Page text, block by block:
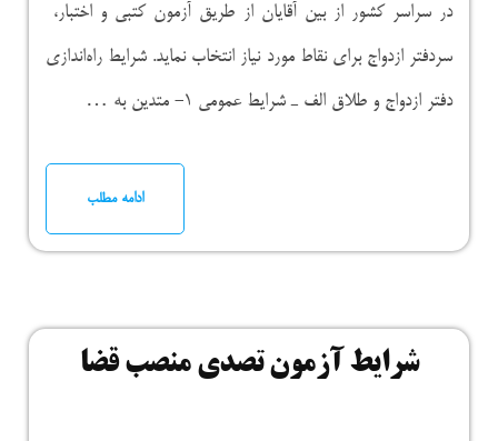
در سراسر کشور از بین آقایان از طریق آزمون کتبی و اختبار،
سردفتر ازدواج برای نقاط مورد نیاز انتخاب نماید. شرایط راه‌اندازی
دفتر ازدواج و طلاق الف ـ شرایط عمومی ۱- متدین به …
ادامه مطلب
شرایط آزمون تصدی منصب قضا